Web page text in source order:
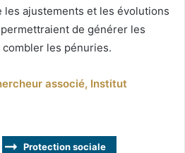
les ajustements et les évolutions
de générer les
les pénuries.
associé, Institut
Protection sociale